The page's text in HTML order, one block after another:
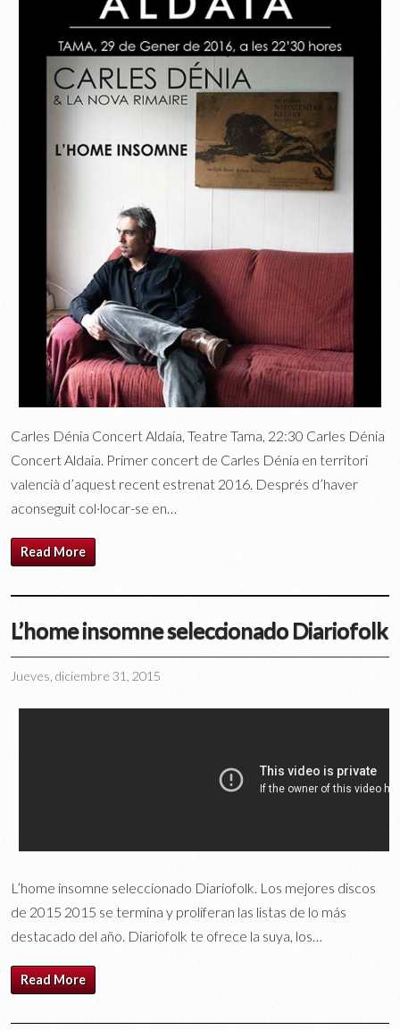
Carles Dénia Concert Aldaia, Teatre Tama, 22:30 Carles Dénia
Concert Aldaia. Primer concert de Carles Dénia en territori
valencià d’aquest recent estrenat 2016. Després d’haver
aconseguit col·locar-se en…
Read More
L’home insomne seleccionado Diariofolk
Jueves, diciembre 31, 2015
L’home insomne seleccionado Diariofolk. Los mejores discos
de 2015 2015 se termina y proliferan las listas de lo más
destacado del año. Diariofolk te ofrece la suya, los…
Read More